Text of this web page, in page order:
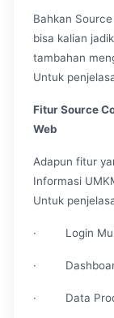
Bahkan
bisa kalian
tambahan
Untuk
Fitur Source
Web
Adapun fitur
Informasi
Untuk
· Login
·
· Data